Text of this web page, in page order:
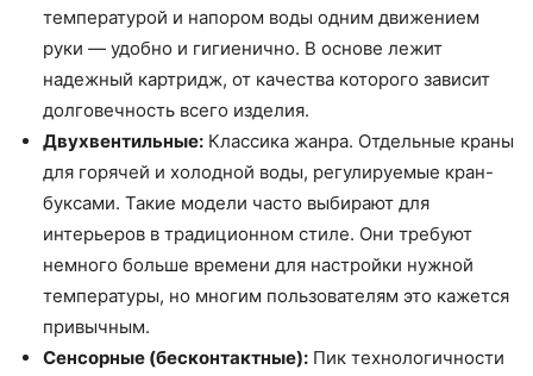
температурой и напором воды одним движением
руки — удобно и гигиенично. В основе лежит
надежный картридж, от качества которого зависит
долговечность всего изделия.
Двухвентильные: Классика жанра. Отдельные краны
для горячей и холодной воды, регулируемые кран-
буксами. Такие модели часто выбирают для
интерьеров в традиционном стиле. Они требуют
немного больше времени для настройки нужной
температуры, но многим пользователям это кажется
привычным.
Сенсорные (бесконтактные): Пик технологичности